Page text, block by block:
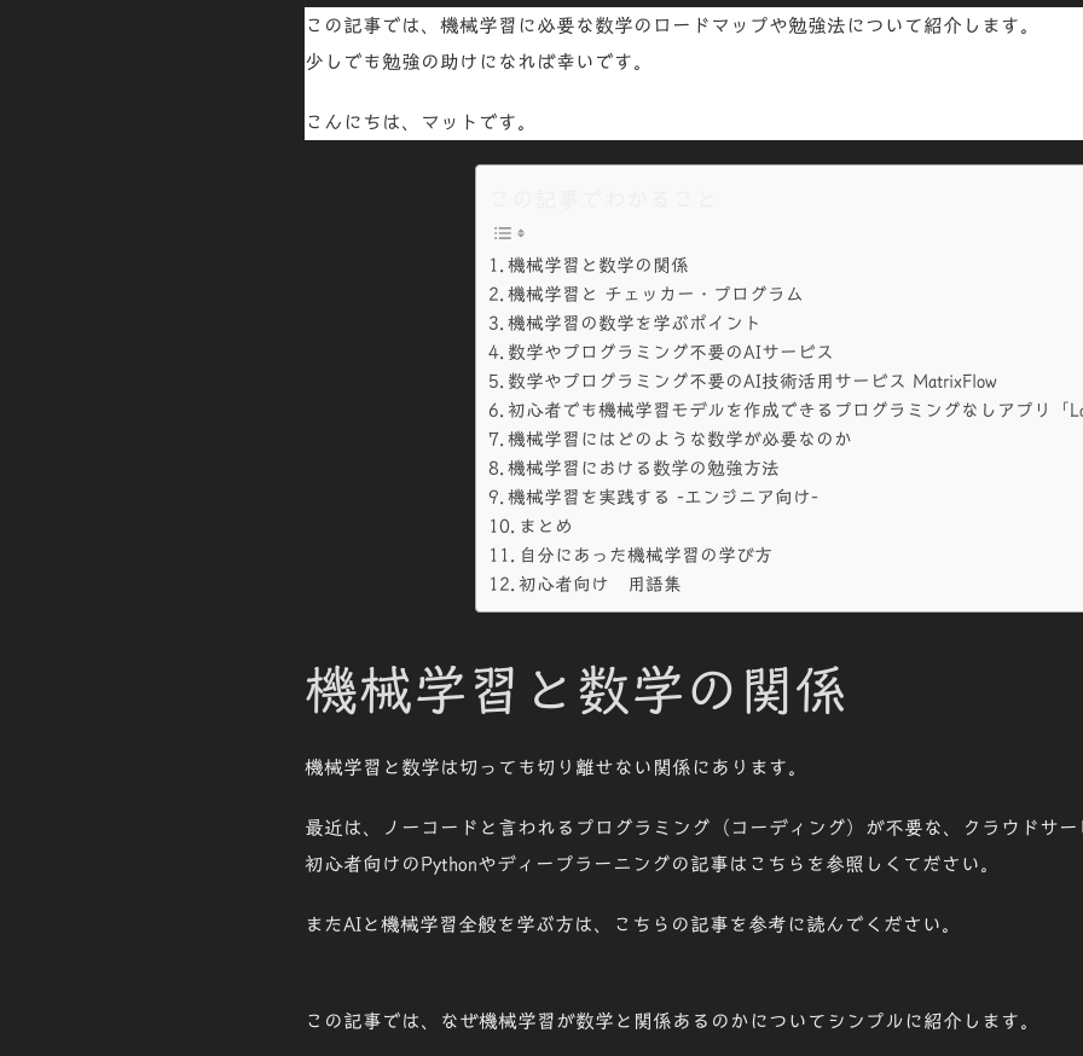
この記事では、機械学習に必要な数学のロードマップや勉強法について紹介します。
少しでも勉強の助けになれば幸いです。
こんにちは、マットです。
機械学習と数学の関係
機械学習と チェッカー・プログラム
機械学習の数学を学ぶポイント
数学やプログラミング不要のAIサービス
数学やプログラミング不要のAI技術活用サービス MatrixFlow
初心者でも機械学習モデルを作成できるプログラミングなしアプリ「
機械学習にはどのような数学が必要なのか
機械学習における数学の勉強方法
機械学習を実践する -エンジニア向け-
まとめ
自分にあった機械学習の学び方
初心者向け 用語集
機械学習と数学の関係
機械学習と数学は切っても切り離せない関係にあります。
最近は、ノーコードと言われるプログラミング（コーディング）が不要な、クラウドサ
初心者向けのPythonやディープラーニングの記事はこちらを参照しくてださい。
またAIと機械学習全般を学ぶ方は、こちらの記事を参考に読んでください。
この記事では、なぜ機械学習が数学と関係あるのかについてシンプルに紹介します。